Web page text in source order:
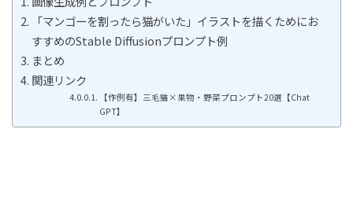
「マンゴーを割ったら猫がいた」イラストを描くためにお
すすめのStable Diffusionプロンプト例
まとめ
関連リンク
【作例有】三毛猫×果物・野菜プロンプト20選【Chat
GPT】